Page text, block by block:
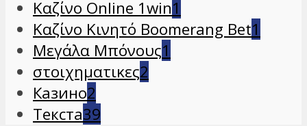
Καζίνο Online 1win1
Καζίνο Κινητό Boomerang Bet1
Μεγάλα Μπόνους1
στοιχηματικες2
Казино2
Текста39